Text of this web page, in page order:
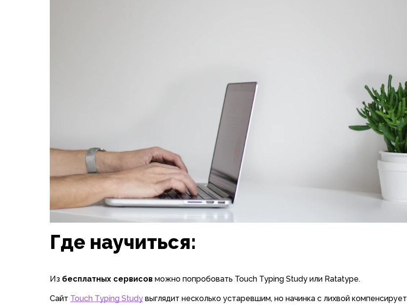
Где научиться:
Из бесплатных сервисов можно попробовать Touch Typing Study или Ratatype.
Сайт Touch Typing Study выглядит несколько устаревшим, но начинка с лихвой компенсирует